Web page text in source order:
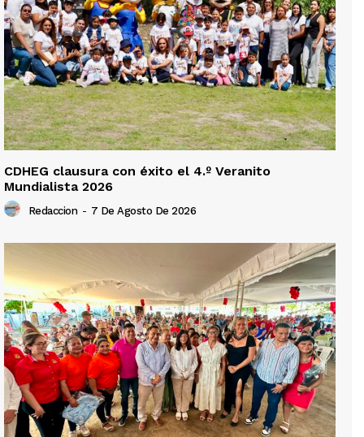
CDHEG clausura con éxito el 4.º Veranito
Mundialista 2026
Redaccion - 7 De Agosto De 2026